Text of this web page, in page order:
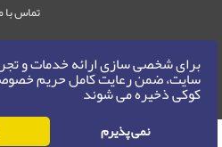
برای شخصی سازی ارائه خدمات و
سایت، ضمن رعایت کامل حریم
کوکی ذخیره می شوند
نمی پذیرم
تماس با
حقوق این وب‌سایت